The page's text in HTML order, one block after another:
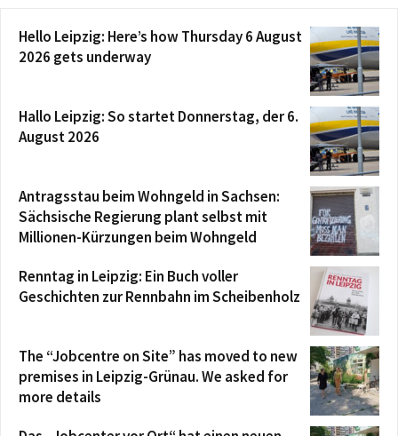
Hello Leipzig: Here’s how Thursday 6 August
2026 gets underway
Hallo Leipzig: So startet Donnerstag, der 6.
August 2026
Antragsstau beim Wohngeld in Sachsen:
Sächsische Regierung plant selbst mit
Millionen-Kürzungen beim Wohngeld
Renntag in Leipzig: Ein Buch voller
Geschichten zur Rennbahn im Scheibenholz
The “Jobcentre on Site” has moved to new
premises in Leipzig-Grünau. We asked for
more details